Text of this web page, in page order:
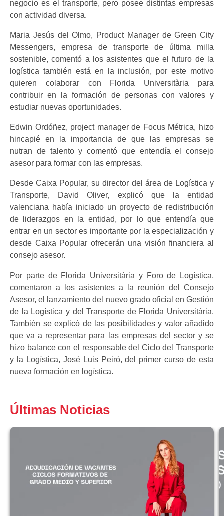
negocio es el transporte, pero posee distintas empresas
con actividad diversa.
Maria Jesús del Olmo, Product Manager de Green City
Messengers, empresa de transporte de última milla
sostenible, comentó a los asistentes que el futuro de la
logística también está en la inclusión, por este motivo
quieren colaborar con Florida Universitària para
contribuir en la formación de personas con valores y
estudiar nuevas oportunidades.
Edwin Ordóñez, project manager de Focus Métrica, hizo
hincapié en la importancia de que las empresas se
nutran de talento y comentó que entendía el consejo
asesor para formar con las empresas.
Desde Caixa Popular, su director del área de Logística y
Transporte, David Oliver, explicó que la entidad
valenciana había iniciado un proyecto de redistribución
de liderazgos en la entidad, por lo que entendía que
entrar en un sector es importante por la especialización y
desde Caixa Popular ofrecerán una visión financiera al
consejo asesor.
Por parte de Florida Universitària y Foro de Logística,
comentaron a los asistentes a la reunión del Consejo
Asesor, el lanzamiento del nuevo grado oficial en Gestión
de la Logística y del Transporte de Florida Universitària.
También se explicó de las posibilidades y valor añadido
que va a representar para las empresas del sector y se
hizo balance con el responsable del Ciclo del Transporte
y la Logística, José Luis Peiró, del primer curso de esta
nueva formación en logística.
Últimas Noticias